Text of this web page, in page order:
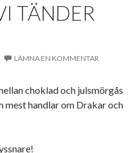
TÄNDER
LÄMNA EN KOMMENTAR
choklad och julsmörgås
mest handlar om Drakar och